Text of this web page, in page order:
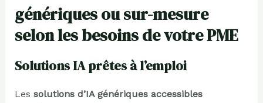
génériques ou sur-mesure
selon les besoins de votre PME
Solutions IA prêtes à l’emploi
Les solutions d’IA génériques accessibles